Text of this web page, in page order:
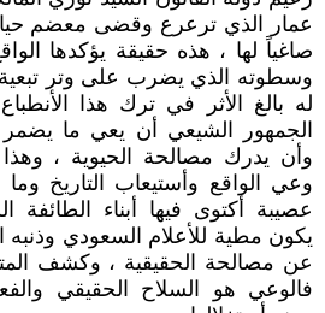
عمار الذي ترعرع وقضى معضم
صاغياً لها ، هذه حقيقة يؤكدها
وسطوته الذي يضرب على وتر تبعية
له بالغ الأثر في ترك هذا
الجمهور الشيعي أن يعي ما يضمر
وأن يدرك مصالحة الحيوية ،
وعي الواقع وأستيعاب التاريخ
عصيبة أكتوى فيها أبناء الطائفة
يكون مطية للأعلام السعودي
عن مصالحة الحقيقية ، وكشف
فالوعي هو السلاح الحقيقي